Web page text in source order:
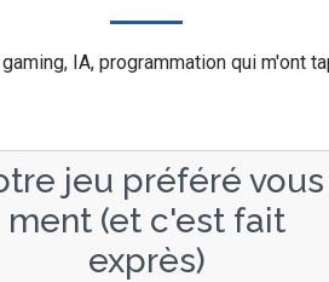
IA, programmation qui m'ont
jeu préféré vous
ment (et c'est fait
exprès)